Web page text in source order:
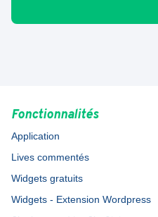
Fonctionnalités
Application
Lives commentés
Widgets gratuits
Widgets - Extension Wordpress